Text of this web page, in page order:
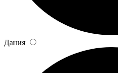
Дания